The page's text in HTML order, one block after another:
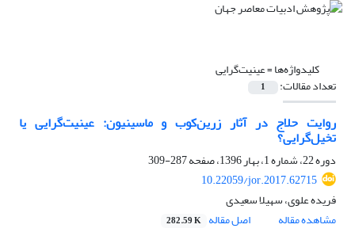
کلیدواژه‌ها =عینیت‌گرایی
تعداد مقالات: 1
روایت حلاج در آثار زرین‌کوب و ماسینیون: عینیت‌گرایی یا
تخیل‌گرایی؟
دوره 22، شماره 1، بهار 1396، صفحه
287-309
10.22059/jor.2017.62715
فریده علوی، سهیلا سعیدی
مشاهده مقاله
اصل مقاله 282.59 K